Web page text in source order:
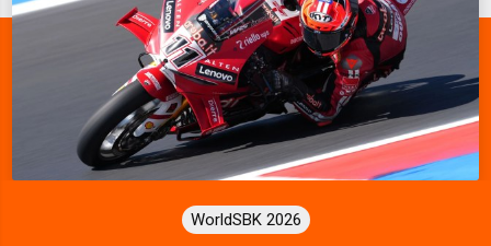
WorldSBK 2026